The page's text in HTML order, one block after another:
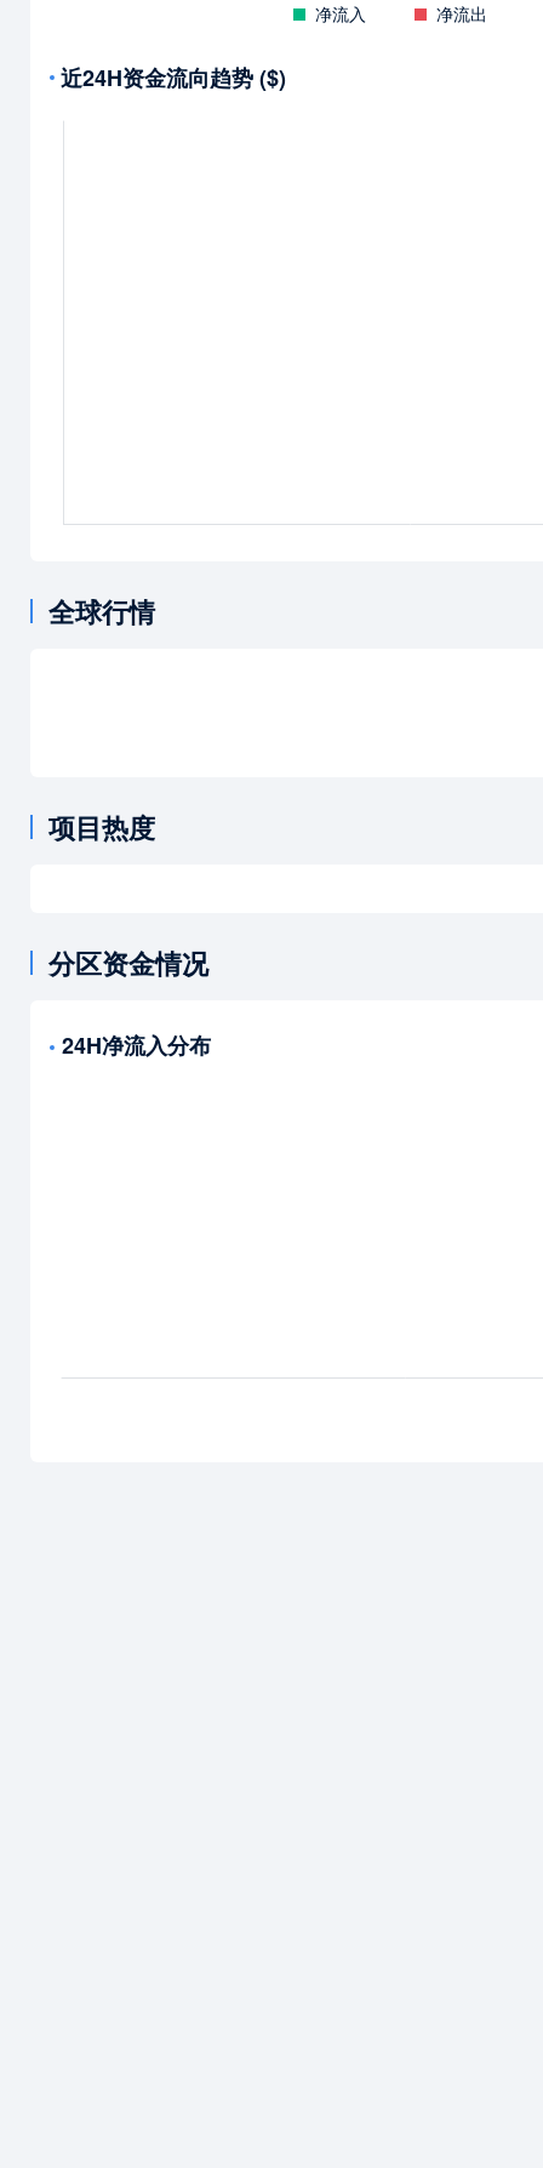
净流入 净流出
近24H资金流向趋势 ($)
全球行情
项目热度
分区资金情况
24H净流入分布